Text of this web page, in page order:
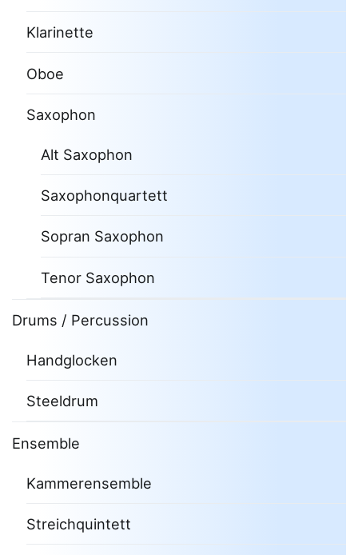
Klarinette
Oboe
Saxophon
Alt Saxophon
Saxophonquartett
Sopran Saxophon
Tenor Saxophon
Drums / Percussion
Handglocken
Steeldrum
Ensemble
Kammerensemble
Streichquintett